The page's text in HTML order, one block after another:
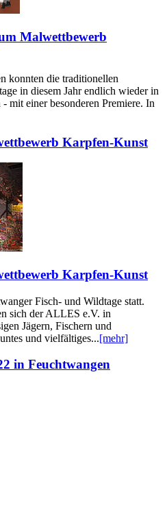
Malwettbewerb
konnten die traditionellen
in diesem Jahr endlich wieder in
mit einer besonderen Premiere. In
Karpfen-Kunst
Karpfen-Kunst
Fisch- und Wildtage statt.
sich der ALLES e.V. in
Jägern, Fischern und
und vielfältiges...[mehr]
in Feuchtwangen